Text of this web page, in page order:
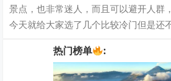
景点，也非常迷人，而且可以避开人群
今天就给大家选了几个比较冷门但是还
热门榜单 :